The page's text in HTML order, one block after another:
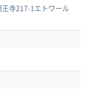
寺217-1エトワール